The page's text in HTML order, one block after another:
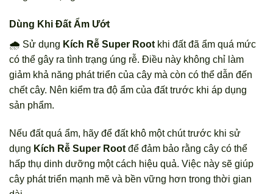
Dùng Khi Đất Ẩm Ướt
🌧️ Sử dụng Kích Rễ Super Root khi đất đã ẩm quá mức
có thể gây ra tình trạng úng rễ. Điều này không chỉ làm
giảm khả năng phát triển của cây mà còn có thể dẫn đến
chết cây. Nên kiểm tra độ ẩm của đất trước khi áp dụng
sản phẩm.
Nếu đất quá ẩm, hãy để đất khô một chút trước khi sử
dụng Kích Rễ Super Root để đảm bảo rằng cây có thể
hấp thụ dinh dưỡng một cách hiệu quả. Việc này sẽ giúp
cây phát triển mạnh mẽ và bền vững hơn trong thời gian